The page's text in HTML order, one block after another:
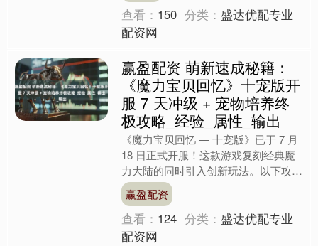
查看： 150 分类：盛达优配专业
配资网
赢盈配资 萌新速成秘籍：
《魔力宝贝回忆》十宠版开
服 7 天冲级 + 宠物培养终
极攻略_经验_属性_输出
《魔力宝贝回忆 — 十宠版》已于 7 月
18 日正式开服！这款游戏复刻经典魔
力大陆的同时引入创新玩法。以下攻略
助你在法兰大陆冒险快人一步。 一、
职业选择：找准....
赢盈配资
查看： 124 分类：盛达优配专业
配资网